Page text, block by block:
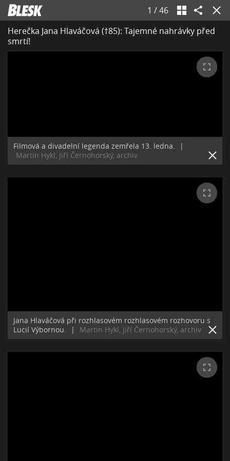
1 /46
Herečka Jana Hlaváčová (†85): Tajemné nahrávky před
smrtí!
Filmová a divadelní legenda zemřela 13. ledna.
|
Martin Hykl, Jiří Černohorský, archiv
Jana Hlaváčová při rozhlasovém rozhlasovém rozhovoru s
Lucií Výbornou.
| Martin Hykl, Jiří Černohorský, archiv